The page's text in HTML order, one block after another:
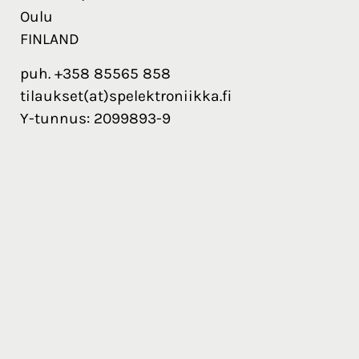
Oulu
FINLAND
puh. +358 85565 858
tilaukset(at)spelektroniikka.fi
Y-tunnus: 2099893-9